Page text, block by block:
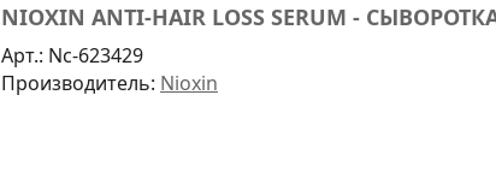
NIOXIN ANTI-HAIR LOSS SERUM -
Арт.: Nc-623429
Производитель: Nioxin